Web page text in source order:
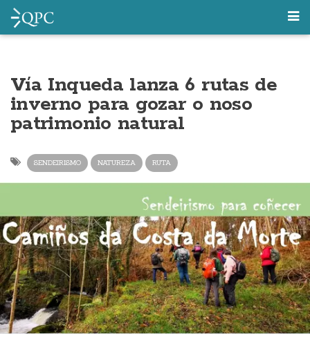
Vía Inqueda lanza 6 rutas de
inverno para gozar o noso
patrimonio natural
SENDEIRISMO NATUREZA RUTA